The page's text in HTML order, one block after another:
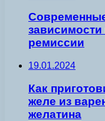
зависимости
ремиссии
19.01.2024
Как
желе из
желатина